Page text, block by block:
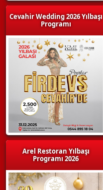
Cevahir Wedding 2026 Yılbaşı
Programı
Arel Restoran Yılbaşı
Programı 2026